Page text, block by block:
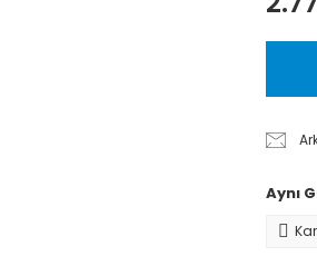
Aynı